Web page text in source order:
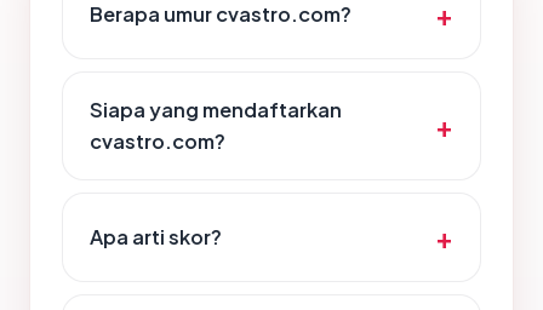
Berapa umur cvastro.com?
Siapa yang mendaftarkan
cvastro.com?
Apa arti skor?